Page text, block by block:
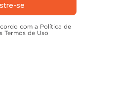
se
com a Política de
Termos de Uso